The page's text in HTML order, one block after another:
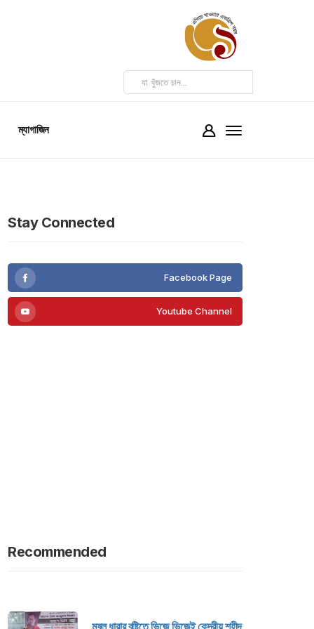
ম্যাগাজিন
Stay Connected
Facebook Page
Youtube Channel
Recommended
মুষল ধারার বৃষ্টিতে ভিজে ভিজেই কেন্দ্রীয় শহীদ